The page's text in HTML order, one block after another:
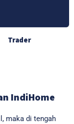
Trader
IndiHome
maka di tengah